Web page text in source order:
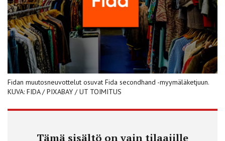
Fidan muutosneuvottelut osuvat Fida secondhand -myymäläketjuun.
KUVA: FIDA / PIXABAY / UT TOIMITUS
Tämä sisältö on vain tilaajille